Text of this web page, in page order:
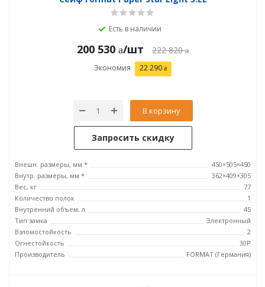
Есть в наличии
200 530 /шт 222 820
Экономия 22 290
В корзину
Запросить скидку
Внешн. размеры, мм *
450×505×450
Внутр. размеры, мм *
362×409×305
Вес, кг
77
Количество полок
1
Внутренний объем, л
45
Тип замка
Электронный
Взломостойкость
2
Огнестойкость
30P
Производитель
FORMAT (Германия)